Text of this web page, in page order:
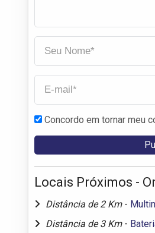
Concordo em tornar meu
Locais Próximos -
Distância de 2 Km -
Distância de 3 Km -